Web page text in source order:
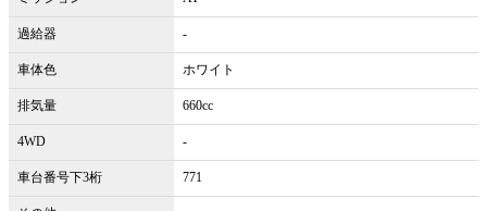
過給器 -
車体色 ホワイト
排気量 660cc
4WD -
車台番号下3桁 771